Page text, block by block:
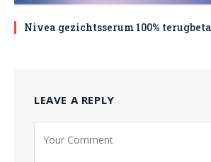
Nivea gezichtsserum 100%
LEAVE A REPLY